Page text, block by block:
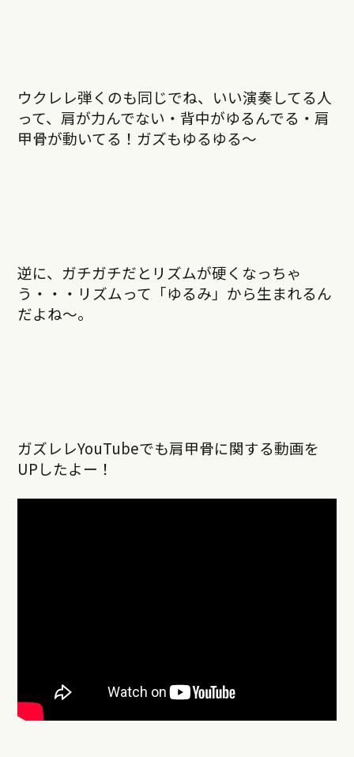
ウクレレ弾くのも同じでね、いい演奏してる人
って、肩が力んでない・背中がゆるんでる・肩
甲骨が動いてる！ガズもゆるゆる〜
逆に、ガチガチだとリズムが硬くなっちゃ
う・・・リズムって「ゆるみ」から生まれるん
だよね〜。
ガズレレYouTubeでも肩甲骨に関する動画を
UPしたよー！